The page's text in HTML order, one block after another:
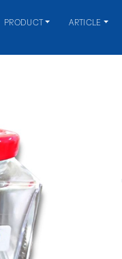
PRODUCT ARTICLE